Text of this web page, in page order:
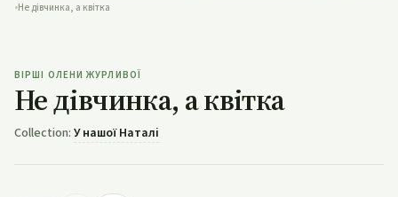
•Не дівчинка, а квітка
ВІРШІ ОЛЕНИ ЖУРЛИВОЇ
Не дівчинка, а квітка
Collection: У нашої Наталі